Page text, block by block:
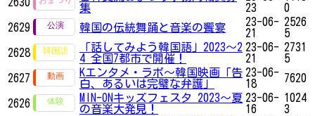
集
23
0
2629
韓国の伝統舞踊と音楽の饗宴
23-06-
21
2526
5
2628
「話してみよう韓国語」2023～2
4 全国7都市で開催！
23-06-
21
2731
5
2627
Kエンタメ・ラボ～韓国映画「告
白、あるいは完璧な弁護」
23-06-
18
7620
2626
MIN-ONキッズフェスタ 2023〜夏
の音楽大発見！
23-06-
16
1024
3